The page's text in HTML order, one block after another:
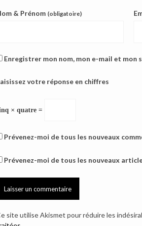
& Prénom (obligatoire)
Enregistrer mon nom, mon e-mail et mon
votre réponse en chiffres
× quatre =
Prévenez-moi de tous les nouveaux
Prévenez-moi de tous les nouveaux
site utilise Akismet pour réduire les